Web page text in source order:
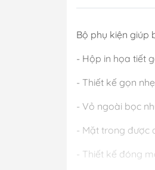
Bộ phụ kiện giúp
- Hộp in họa tiết
- Thiết kế gọn
- Vỏ ngoài bọc
- Mặt trong được
- Thiết kế đóng